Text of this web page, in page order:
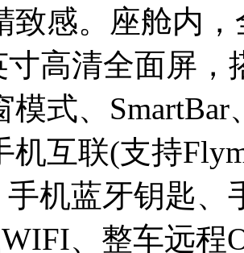
致感。座舱内
寸高清全面屏，
模式、
机互联(支持
手机蓝牙钥匙、
、整车远程